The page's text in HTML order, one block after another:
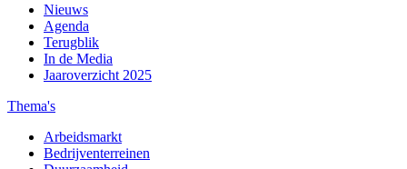
Nieuws
Agenda
Terugblik
In de Media
Jaaroverzicht 2025
Thema's
Arbeidsmarkt
Bedrijventerreinen